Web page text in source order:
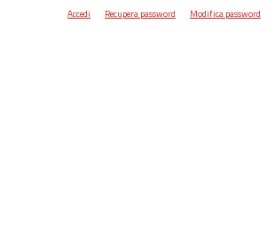
Accedi Recupera password Modifica password